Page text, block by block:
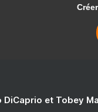
DiCaprio et Tobey